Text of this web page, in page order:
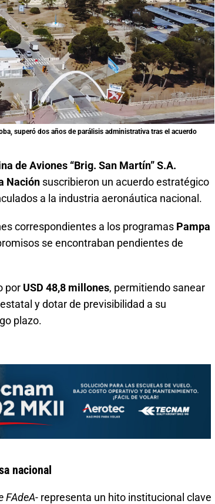
superó dos años de parálisis administrativa tras el acuerdo
de Aviones “Brig. San Martín” S.A.
Nación suscribieron un acuerdo estratégico
a la industria aeronáutica nacional.
correspondientes a los programas Pampa
se encontraban pendientes de
por USD 48,8 millones, permitiendo sanear
y dotar de previsibilidad a su
plazo.
nacional
FAdeA- representa un hito institucional clave